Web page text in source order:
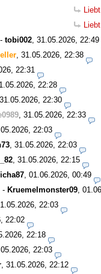
- tobi002 31.05.2026, 22:49
31.05.2026, 22:38
22:31
22:28
31.05.2026, 22:30
31.05.2026, 22:33
22:03
31.05.2026, 22:03
31.05.2026, 22:15
01.06.2026, 00:49
- Kruemelmonster09
22:03
22:02
22:18
22:03
31.05.2026, 22:12